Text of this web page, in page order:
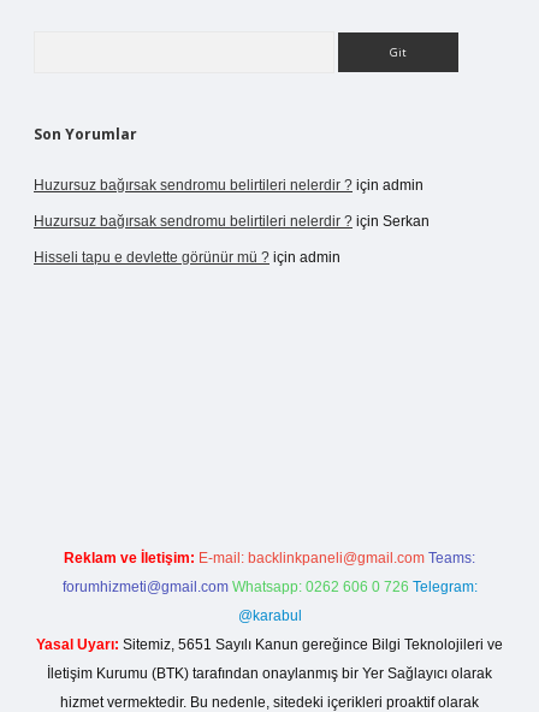
Son Yorumlar
Huzursuz bağırsak sendromu belirtileri nelerdir ? için admin
Huzursuz bağırsak sendromu belirtileri nelerdir ? için Serkan
Hisseli tapu e devlette görünür mü ? için admin
Reklam ve İletişim: E-mail: backlinkpaneli@gmail.com Teams:
forumhizmeti@gmail.com Whatsapp: 0262 606 0 726 Telegram:
@karabul
Yasal Uyarı: Sitemiz, 5651 Sayılı Kanun gereğince Bilgi Teknolojileri ve
İletişim Kurumu (BTK) tarafından onaylanmış bir Yer Sağlayıcı olarak
hizmet vermektedir. Bu nedenle, sitedeki içerikleri proaktif olarak